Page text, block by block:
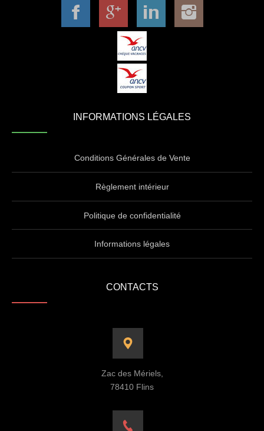
INFORMATIONS LÉGALES
Conditions Générales de Vente
Règlement intérieur
Politique de confidentialité
Informations légales
CONTACTS
Zac des Mériels,
78410 Flins